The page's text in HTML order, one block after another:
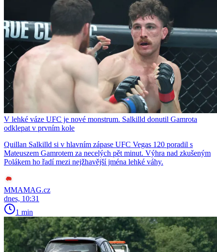
V lehké váze UFC je nové monstrum. Salkilld donutil Gamrota
odklepat v prvním kole
Quillan Salkilld si v hlavním zápase UFC Vegas 120 poradil s
Mateuszem Gamrotem za necelých pět minut. Výhra nad zkušeným
Polákem ho řadí mezi nejžhavější jména lehké váhy.
MMAMAG.cz
dnes, 10:31
1 min